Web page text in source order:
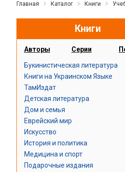
Главная Каталог Книги
Книги
Авторы Серии
Букинистическая литература
Книги на Украинском Языке
ТамИздат
Детская литература
Дом и семья
Еврейский мир
Искусство
История и политика
Медицина и спорт
Подарочные издания